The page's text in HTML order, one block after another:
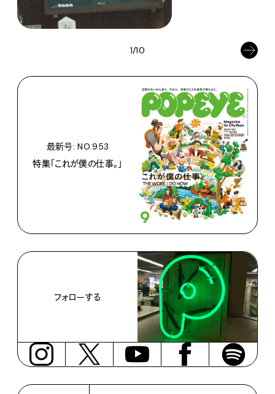
1/10
最新号: NO.953
特集「これが僕の仕事。」
フォローする